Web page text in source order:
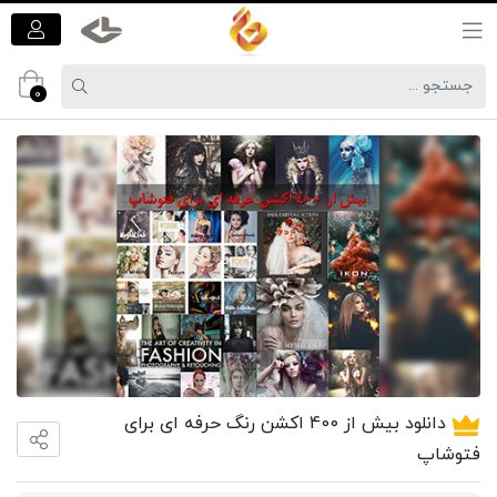
0
دانلود بیش از 400 اکشن رنگ حرفه ای برای
فتوشاپ
برای
ثبت